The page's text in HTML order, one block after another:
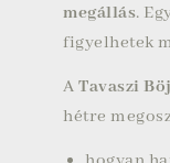
megállás.
figyelhetek
A Tavaszi
hétre